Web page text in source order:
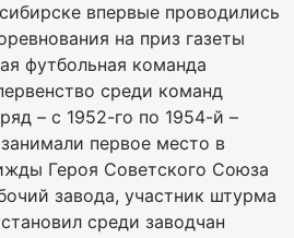
впервые проводились
на приз газеты
футбольная команда
среди команд
– с 1952-го по 1954-й –
первое место в
Героя Советского Союза
завода, участник штурма
среди заводчан